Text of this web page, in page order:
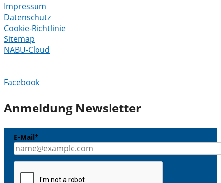
Impressum
Datenschutz
Cookie-Richtlinie
Sitemap
NABU-Cloud
Facebook
Anmeldung Newsletter
E-Mail*